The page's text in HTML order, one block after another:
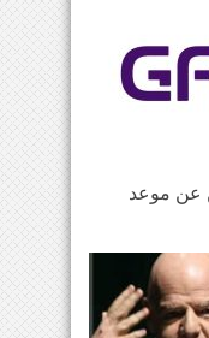
عن موعد